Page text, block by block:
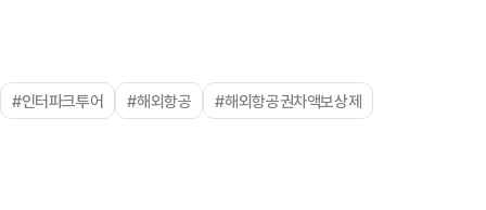
#인터파크투어 #해외항공 #해외항공권차액보상제